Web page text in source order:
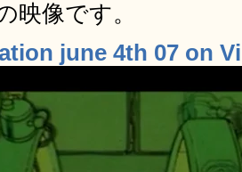
映像です。
june 4th 07 on